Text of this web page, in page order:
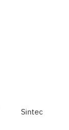
Sintec